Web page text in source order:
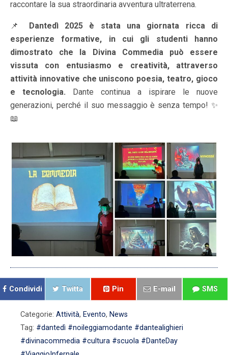
raccontare la sua straordinaria avventura ultraterrena.
📌 Dantedì 2025 è stata una giornata ricca di
esperienze formative, in cui gli studenti hanno
dimostrato che la Divina Commedia può essere
vissuta con entusiasmo e creatività, attraverso
attività innovative che uniscono poesia, teatro, gioco
e tecnologia. Dante continua a ispirare le nuove
generazioni, perché il suo messaggio è senza tempo! ✨
📖
Condividi Twitta Pin E-mail SMS
Categorie: Attività, Evento, News
Tag: #dantedì #noileggiamodante #dantealighieri
#divinacommedia #cultura #scuola ‎#DanteDay